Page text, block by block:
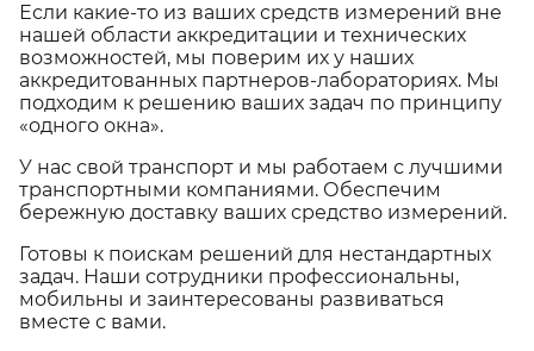
Если какие-то из ваших средств измерений вне
нашей области аккредитации и технических
возможностей, мы поверим их у наших
аккредитованных партнеров-лабораториях. Мы
подходим к решению ваших задач по принципу
«одного окна».
У нас свой транспорт и мы работаем с лучшими
транспортными компаниями. Обеспечим
бережную доставку ваших средство измерений.
Готовы к поискам решений для нестандартных
задач. Наши сотрудники профессиональны,
мобильны и заинтересованы развиваться
вместе с вами.